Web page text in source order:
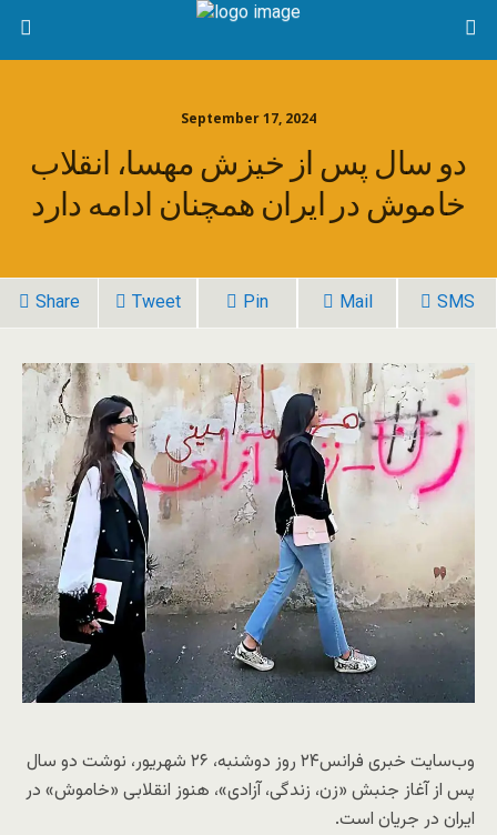
September 17, 2024
دو سال پس از خیزش مهسا، انقلاب
خاموش در ایران همچنان ادامه دارد
Share Tweet Pin Mail SMS
وب‌سایت خبری فرانس۲۴ روز دوشنبه، ۲۶ شهریور، نوشت دو سال
پس از آغاز جنبش «زن، زندگی، آزادی»، هنوز انقلابی «خاموش» در
ایران در جریان است.